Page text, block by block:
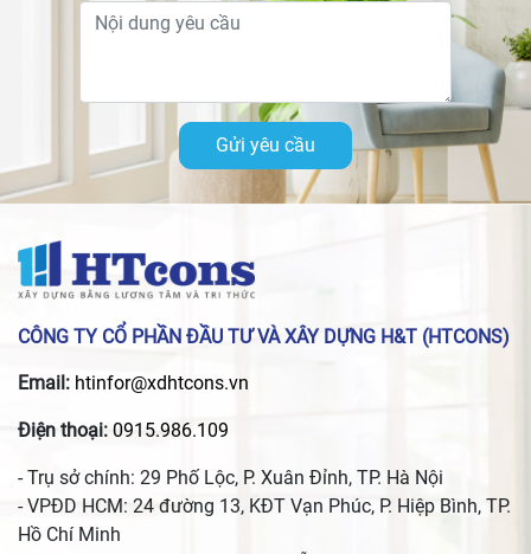
Gửi yêu cầu
CÔNG TY CỔ PHẦN ĐẦU TƯ VÀ XÂY DỰNG H&T (HTCONS)
Email: htinfor@xdhtcons.vn
Điện thoại: 0915.986.109
- Trụ sở chính: 29 Phố Lộc, P. Xuân Đỉnh, TP. Hà Nội
- VPĐD HCM: 24 đường 13, KĐT Vạn Phúc, P. Hiệp Bình, TP.
Hồ Chí Minh